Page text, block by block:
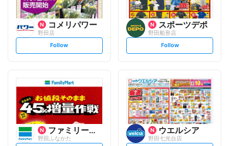
コメリパワー
野田店
s
t
o
Follow
スポーツデポ
野田船形店
s
t
l
o
w
Follow
ファミリーマート
野田ふなかた
ウエルシア
野田七光台店